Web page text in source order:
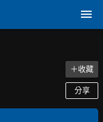
＋收藏
分享